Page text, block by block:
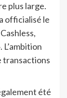
plus large.
officialisé le
transactions
été